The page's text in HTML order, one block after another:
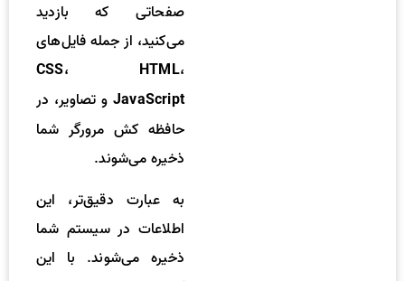
صفحاتی که بازدید
می‌کنید، از جمله فایل‌های
CSS، HTML،
JavaScript و تصاویر، در
حافظه کش مرورگر شما
ذخیره می‌شوند.
به عبارت دقیق‌تر، این
اطلاعات در سیستم شما
ذخیره می‌شوند. با این